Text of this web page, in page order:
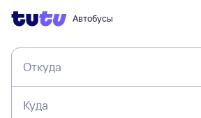
Автобусы
Откуда
Куда